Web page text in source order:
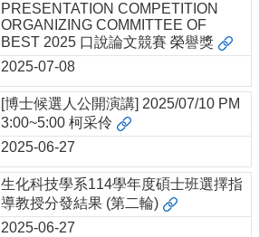
PRESENTATION COMPETITION
ORGANIZING COMMITTEE OF
BEST 2025 口說論文競賽 榮譽獎
2025-07-08
[博士候選人公開演講] 2025/07/10 PM
3:00~5:00 柯采伶
2025-06-27
生化科技學系114學年度碩士班選擇指
導教授分發結果 (第二輪)
2025-06-27